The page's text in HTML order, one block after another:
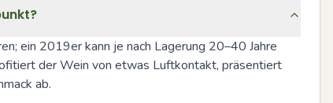
ein 2019er kann je nach Lagerung 20–40 Jahre
der Wein von etwas Luftkontakt, präsentiert
ab.